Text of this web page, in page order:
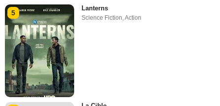
5
Lanterns
Science Fiction ,Action